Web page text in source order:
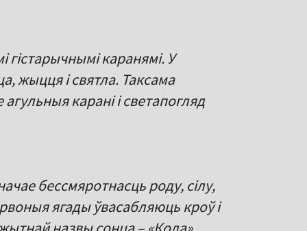
гістарычнымі каранямі. У
жыцця і святла. Таксама
карані і светапогляд
бессмяротнасць роду, сілу,
ягады ўвасабляюць кроў і